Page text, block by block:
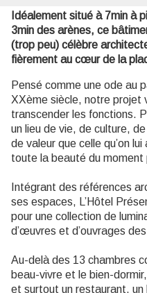
Idéalement situé à 7min à
3min des arènes, ce
(trop peu) célèbre
fièrement au cœur de la
Pensé comme une ode au
XXème siècle, notre projet
transcender les fonctions.
un lieu de vie, de culture,
de valeur que celle qu’on
toute la beauté du moment
Intégrant des références
ses espaces, L’Hôtel
pour une collection de
d’œuvres et d’ouvrages
Au-delà des 13 chambres
beau-vivre et le bien-
et surtout un restaurant, un